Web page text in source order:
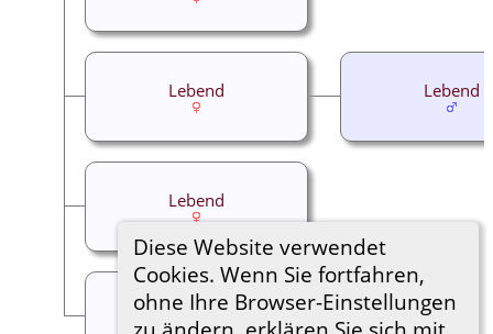
Diese Website verwendet
Cookies. Wenn Sie fortfahren,
ohne Ihre Browser-Einstellungen
Lebend
Lebend
Lebend
Lebend